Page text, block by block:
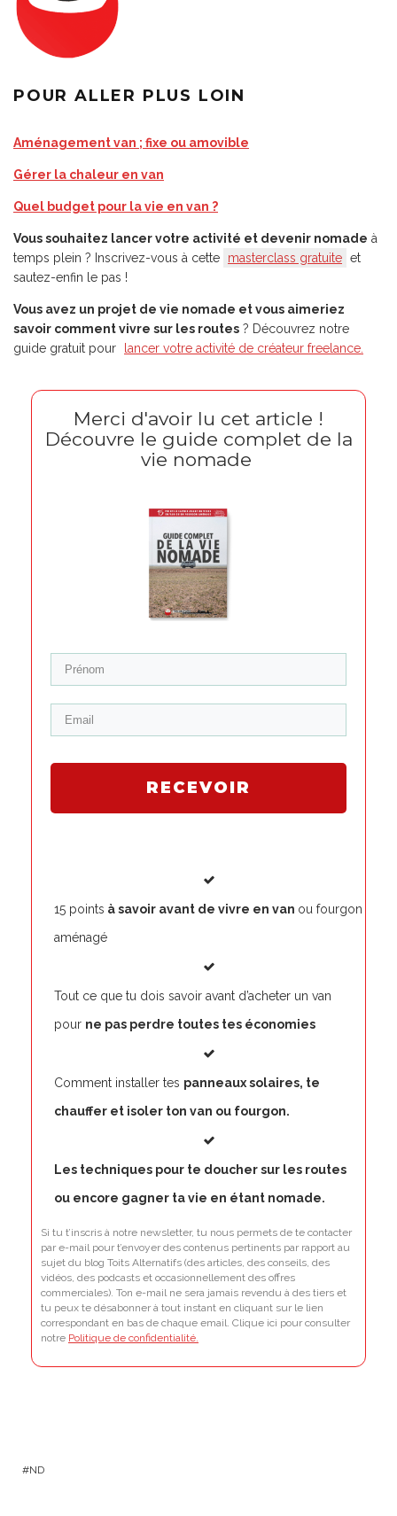
POUR ALLER PLUS LOIN
Aménagement van ; fixe ou amovible
Gérer la chaleur en van
Quel budget pour la vie en van ?
Vous souhaitez lancer votre activité et devenir nomade à
temps plein ? Inscrivez-vous à cette
masterclass gratuite et
sautez-enfin le pas !
Vous avez un projet de vie nomade et vous aimeriez
savoir comment vivre sur les routes ? Découvrez notre
guide gratuit pour
lancer votre activité de créateur freelance.
Merci d'avoir lu cet article !
Découvre le guide complet de la
vie nomade
RECEVOIR
15 points à savoir avant de vivre en van ou fourgon
aménagé
Tout ce que tu dois savoir avant d’acheter un van
pour ne pas perdre toutes tes économies
Comment installer tes panneaux solaires, te
chauffer et isoler ton van ou fourgon.
Les techniques pour te doucher sur les routes
ou encore gagner ta vie en étant nomade.
Si tu t’inscris à notre newsletter, tu nous permets de te contacter
par e-mail pour t’envoyer des contenus pertinents par rapport au
sujet du blog Toits Alternatifs (des articles, des conseils, des
vidéos, des podcasts et occasionnellement des offres
commerciales). Ton e-mail ne sera jamais revendu à des tiers et
tu peux te désabonner à tout instant en cliquant sur le lien
correspondant en bas de chaque email. Clique ici pour consulter
notre Politique de confidentialité.
ND